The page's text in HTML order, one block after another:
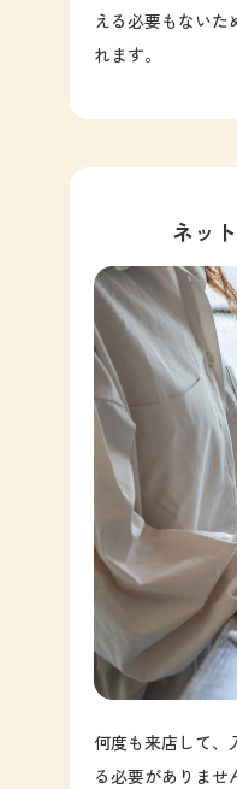
える必要もないた
れます。
ネッ
何度も来店して、
る必要がありませ